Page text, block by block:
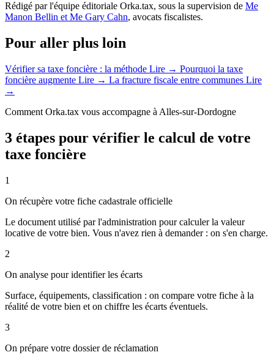
Rédigé par l'équipe éditoriale Orka.tax, sous la supervision de Me
Manon Bellin et Me Gary Cahn, avocats fiscalistes.
Pour aller plus loin
Vérifier sa taxe foncière : la méthode Lire → Pourquoi la taxe
foncière augmente Lire → La fracture fiscale entre communes Lire
→
Comment Orka.tax vous accompagne à Alles-sur-Dordogne
3 étapes pour vérifier le calcul de votre
taxe foncière
1
On récupère votre fiche cadastrale officielle
Le document utilisé par l'administration pour calculer la valeur
locative de votre bien. Vous n'avez rien à demander : on s'en charge.
2
On analyse pour identifier les écarts
Surface, équipements, classification : on compare votre fiche à la
réalité de votre bien et on chiffre les écarts éventuels.
3
On prépare votre dossier de réclamation